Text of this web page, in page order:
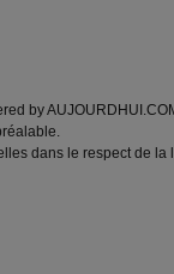
by
dans le respect de